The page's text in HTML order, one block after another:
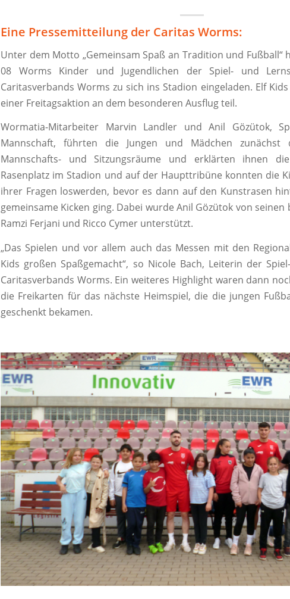
Eine Pressemitteilung der Caritas Worms:
Unter dem Motto „Gemeinsam Spaß an Tradition und Fußball“
08 Worms Kinder und Jugendlichen der Spiel- und
Caritasverbands Worms zu sich ins Stadion eingeladen. Elf
einer Freitagsaktion an dem besonderen Ausflug teil.
Wormatia-Mitarbeiter Marvin Landler und Anil Gözütok,
Mannschaft, führten die Jungen und Mädchen zunächst
Mannschafts- und Sitzungsräume und erklärten ihnen
Rasenplatz im Stadion und auf der Haupttribüne konnten die
ihrer Fragen loswerden, bevor es dann auf den Kunstrasen
gemeinsame Kicken ging. Dabei wurde Anil Gözütok von seinen
Ramzi Ferjani und Ricco Cymer unterstützt.
„Das Spielen und vor allem auch das Messen mit den
Kids großen Spaßgemacht“, so Nicole Bach, Leiterin der
Caritasverbands Worms. Ein weiteres Highlight waren dann
die Freikarten für das nächste Heimspiel, die die jungen
geschenkt bekamen.